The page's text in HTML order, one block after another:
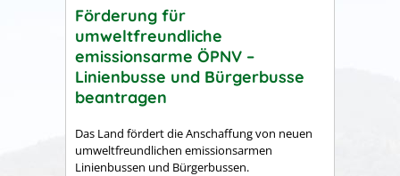
Förderung für
umweltfreundliche
emissionsarme ÖPNV –
Linienbusse und Bürgerbusse
beantragen
Das Land fördert dieAnschaffungvon neuen
umweltfreundlichen emissionsarmen
Linienbussen und Bürgerbussen.